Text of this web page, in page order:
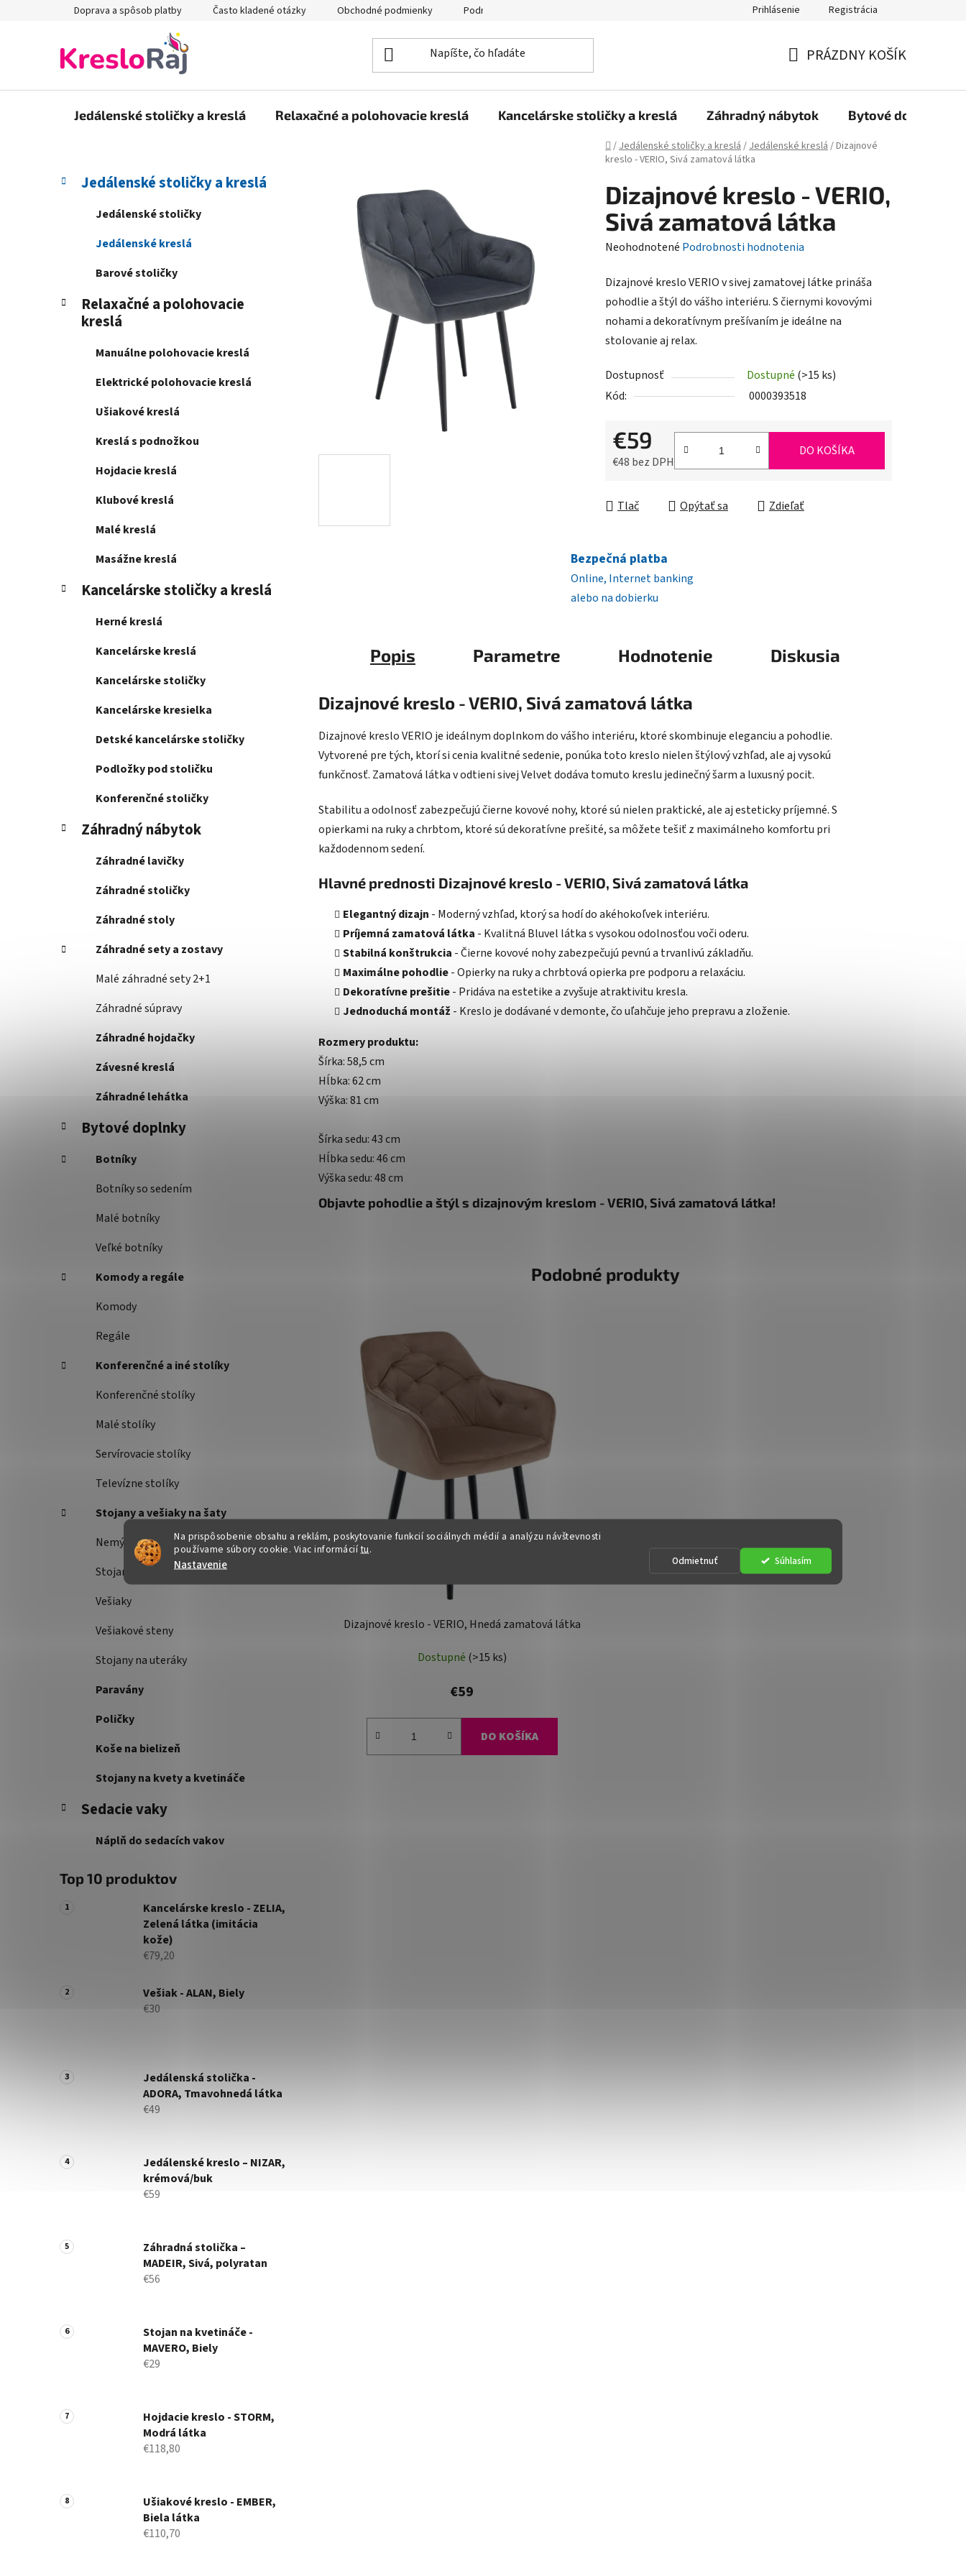
Na prispôsobenie obsahu a reklám, poskytovanie funkcií sociálnych médií a analýzu návštevnosti
používame súbory cookie. Viac informáciítu.
Nastavenie Odmietnuť Súhlasím
Doprava a spôsob platby Často kladené otázky Obchodné podmienky Podmienky ochrany osobných údajov Reklamačný poriadok, Záručné podmienky Reklamačný formulár
Prihlásenie Registrácia
KOŠÍK
PRÁZDNY KOŠÍK
Jedálenské stoličky a kreslá Relaxačné a polohovacie kreslá Kancelárske stoličky a kreslá Záhradný nábytok Bytové doplnky
Domov
/Jedálenské stoličky a kreslá/Jedálenské kreslá/Dizajnové
kreslo - VERIO, Sivá zamatová látka
B
n
Preskočiť
kategórie
K
a
e
Jedálenské stoličky a kreslá
Jedálenské stoličky
Jedálenské kreslá
Barové stoličky
Relaxačné a polohovacie
kreslá
Manuálne polohovacie kreslá
Elektrické polohovacie kreslá
Ušiakové kreslá
Kreslá s podnožkou
Hojdacie kreslá
Klubové kreslá
Malé kreslá
Masážne kreslá
Kancelárske stoličky a kreslá
Herné kreslá
Kancelárske kreslá
Kancelárske stoličky
Kancelárske kresielka
Detské kancelárske stoličky
Podložky pod stoličku
Konferenčné stoličky
Záhradný nábytok
Záhradné lavičky
Záhradné stoličky
Záhradné stoly
Záhradné sety a zostavy
Malé záhradné sety 2+1
Záhradné súpravy
Záhradné hojdačky
Závesné kreslá
Záhradné lehátka
Bytové doplnky
Botníky
Botníky so sedením
Malé botníky
Veľké botníky
Komody a regále
Komody
Regále
Konferenčné a iné stolíky
Konferenčné stolíky
Malé stolíky
Servírovacie stolíky
Televízne stolíky
Stojany a vešiaky na šaty
Nemý sluha
Stojany na šaty
Vešiaky
Vešiakové steny
Stojany na uteráky
Paravány
Poličky
Koše na bielizeň
Stojany na kvety a kvetináče
Sedacie vaky
Náplň do sedacích vakov
Top 10 produktov
Kancelárske kreslo - ZELIA,
Zelená látka (imitácia
kože)
€79,20
Vešiak - ALAN, Biely
€30
Jedálenská stolička -
ADORA, Tmavohnedá látka
€49
Jedálenské kreslo – NIZAR,
krémová/buk
€59
Záhradná stolička –
MADEIR, Sivá, polyratan
€56
Stojan na kvetináče -
MAVERO, Biely
€29
Hojdacie kreslo - STORM,
Modrá látka
€118,80
Ušiakové kreslo - EMBER,
Biela látka
€110,70
Dizajnové kreslo - VERIO,
Sivá zamatová látka
Priemerné
produktu
je
0,0
z
hviezdičiek.
Neohodnotené Podrobnosti hodnotenia
Dizajnové kreslo VERIO v sivej zamatovej látke prináša
pohodlie a štýl do vášho interiéru. S čiernymi kovovými
nohami a dekoratívnym prešívaním je ideálne na
stolovanie aj relax.
Dostupnosť Dostupné (>15 ks)
Kód:
0000393518
€59
€48 bez DPH
DO KOŠÍKA
Tlač Opýtať sa Zdieľať
Bezpečná platba
Online, Internet banking
alebo na dobierku
Popis Parametre Hodnotenie Diskusia
Dizajnové kreslo - VERIO, Sivá zamatová látka
Dizajnové kreslo VERIO je ideálnym doplnkom do vášho interiéru, ktoré skombinuje eleganciu a pohodlie.
Vytvorené pre tých, ktorí si cenia kvalitné sedenie, ponúka toto kreslo nielen štýlový vzhľad, ale aj vysokú
funkčnosť. Zamatová látka v odtieni sivej Velvet dodáva tomuto kreslu jedinečný šarm a luxusný pocit.
Stabilitu a odolnosť zabezpečujú čierne kovové nohy, ktoré sú nielen praktické, ale aj esteticky príjemné. S
opierkami na ruky a chrbtom, ktoré sú dekoratívne prešité, sa môžete tešiť z maximálneho komfortu pri
každodennom sedení.
Hlavné prednosti Dizajnové kreslo - VERIO, Sivá zamatová látka
Elegantný dizajn - Moderný vzhľad, ktorý sa hodí do akéhokoľvek interiéru.
Príjemná zamatová látka - Kvalitná Bluvel látka s vysokou odolnosťou voči oderu.
Stabilná konštrukcia - Čierne kovové nohy zabezpečujú pevnú a trvanlivú základňu.
Maximálne pohodlie- Opierky na ruky a chrbtová opierka pre podporu a relaxáciu.
Dekoratívne prešitie- Pridáva na estetike a zvyšuje atraktivitu kresla.
Jednoduchá montáž - Kreslo je dodávané v demonte, čo uľahčuje jeho prepravu a zloženie.
Rozmery produktu:
Šírka: 58,5 cm
Hĺbka: 62 cm
Výška: 81 cm
Šírka sedu: 43 cm
Hĺbka sedu: 46 cm
Výška sedu: 48 cm
Objavte pohodlie a štýl s dizajnovým kreslom - VERIO, Sivá zamatová látka!
Podobné produkty
Dizajnové kreslo - VERIO, Hnedá zamatová látka
Dostupné (>15 ks)
€59
DO KOŠÍKA